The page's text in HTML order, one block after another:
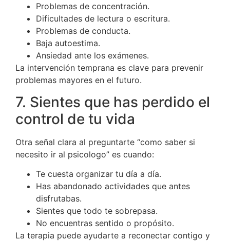
Problemas de concentración.
Dificultades de lectura o escritura.
Problemas de conducta.
Baja autoestima.
Ansiedad ante los exámenes.
La intervención temprana es clave para prevenir
problemas mayores en el futuro.
7. Sientes que has perdido el
control de tu vida
Otra señal clara al preguntarte “como saber si
necesito ir al psicologo” es cuando:
Te cuesta organizar tu día a día.
Has abandonado actividades que antes
disfrutabas.
Sientes que todo te sobrepasa.
No encuentras sentido o propósito.
La terapia puede ayudarte a reconectar contigo y